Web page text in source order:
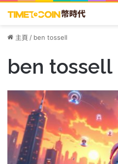
主頁 / ben tossell
ben tossell